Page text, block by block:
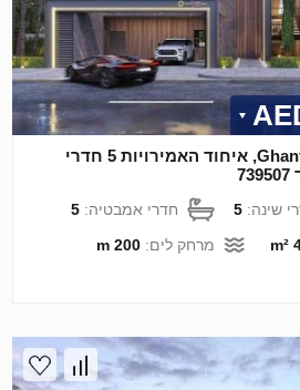
וילה ב Ghantoot, Abu Dhabi, איחוד האמירויות 5 חדרי
שינה:5 חדרי אמבטיה:5
מרחק לים:200 m